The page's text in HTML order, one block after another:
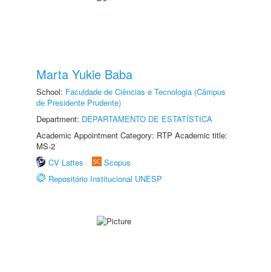
Marta Yukie Baba
School: Faculdade de Ciências e Tecnologia (Câmpus
de Presidente Prudente)
Department: DEPARTAMENTO DE ESTATÍSTICA
Academic Appointment Category: RTP Academic title:
MS-2
CV Lattes
Scopus
Repositório Institucional UNESP